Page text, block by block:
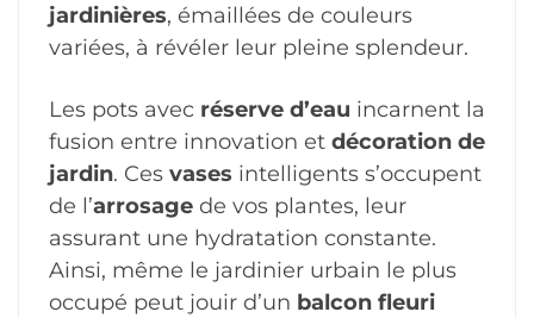
jardinières, émaillées de couleurs
variées, à révéler leur pleine splendeur.
Les pots avec réserve d’eau incarnent la
fusion entre innovation et décoration de
jardin. Ces vases intelligents s’occupent
de l’arrosage de vos plantes, leur
assurant une hydratation constante.
Ainsi, même le jardinier urbain le plus
occupé peut jouir d’un balcon fleuri